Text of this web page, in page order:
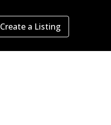
Create a Listing